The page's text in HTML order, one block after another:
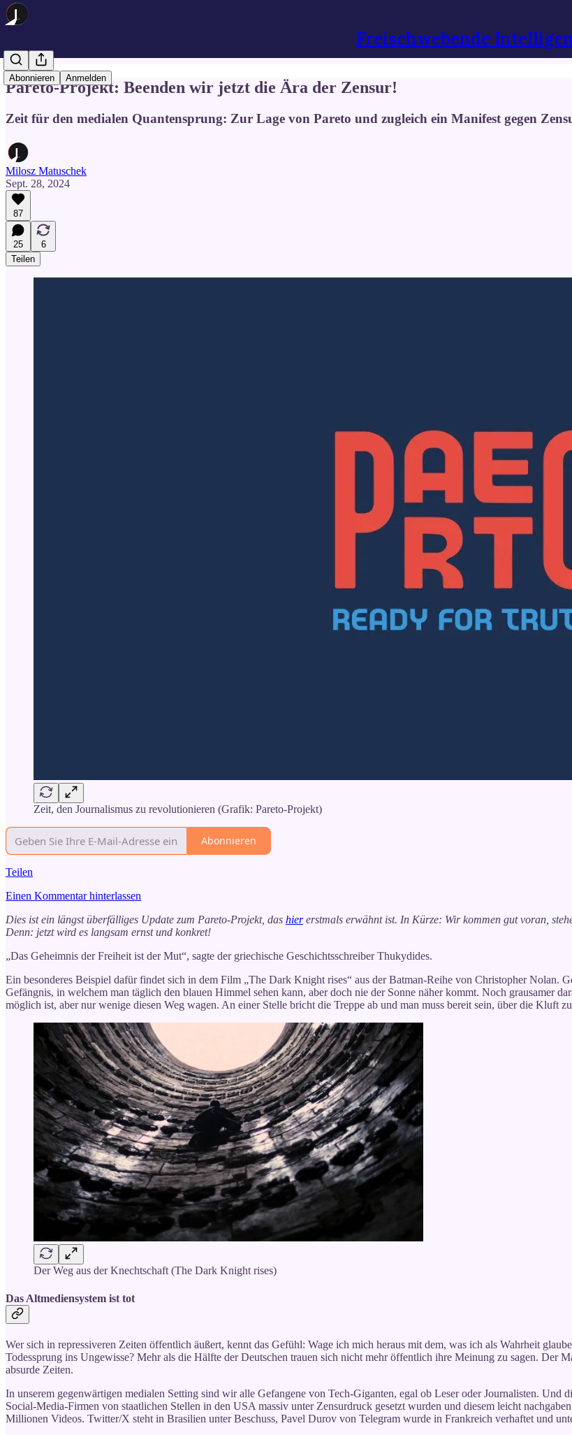
Freischwebende
Abonnieren Anmelden
Pareto-Projekt: Beenden wir jetzt die Ära der Zensur!
Zeit für den medialen Quantensprung: Zur Lage von Pareto und zugleich ein Manifest gegen
Milosz Matuschek
Sept. 28, 2024
87
25
6
Teilen
Zeit, den Journalismus zu revolutionieren (Grafik: Pareto-Projekt)
Abonnieren
Teilen
Einen Kommentar hinterlassen
Dies ist ein längst überfälliges Update zum Pareto-Projekt, das hiererstmals erwähnt ist. In Kürze: Wir kommen gut voran,
Denn: jetzt wird es langsam ernst und konkret!
„Das Geheimnis der Freiheit ist der Mut“, sagte der griechische Geschichtsschreiber Thukydides.
Ein besonderes Beispiel dafür findet sich in dem Film „The Dark Knight rises“ aus der Batman-Reihe von Christopher Nolan.
Gefängnis, in welchem man täglich den blauen Himmel sehen kann, aber doch nie der Sonne näher kommt. Noch grausamer
möglich ist, aber nur wenige diesen Weg wagen. An einer Stelle bricht die Treppe ab und man muss bereit sein, über die Kluft
Der Weg aus der Knechtschaft (The Dark Knight rises)
Das Altmediensystem ist tot
Wer sich in repressiveren Zeiten öffentlich äußert, kennt das Gefühl: Wage ich mich heraus mit dem, was ich als Wahrheit
Todessprung ins Ungewisse? Mehr als die Hälfte der Deutschen trauen sich nicht mehr öffentlich ihre Meinung zu sagen. Der
absurde Zeiten.
In unserem gegenwärtigen medialen Setting sind wir alle Gefangene von Tech-Giganten, egal ob Leser oder Journalisten. Und
Social-Media-Firmen von staatlichen Stellen in den USA massiv unter Zensurdruck gesetzt wurden und diesem leicht
Millionen Videos. Twitter/X steht in Brasilien unter Beschuss, Pavel Durov von Telegram wurde in Frankreich verhaftet und